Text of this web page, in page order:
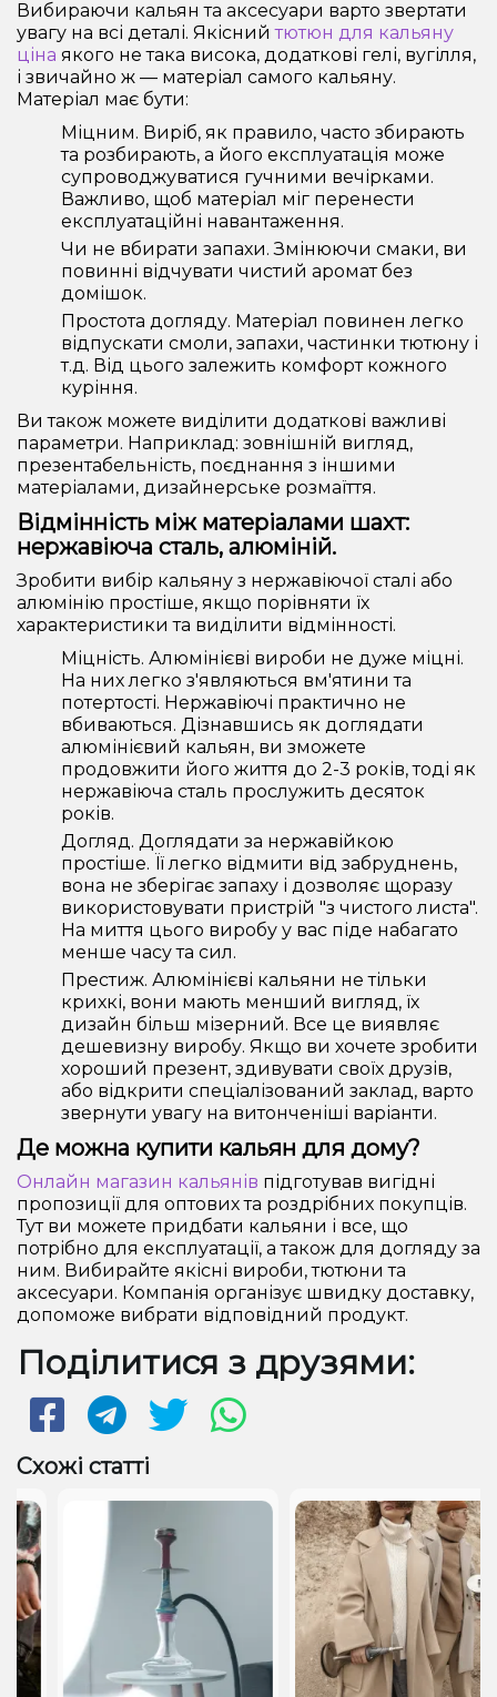
Вибираючи кальян та аксесуари варто звертати
увагу на всі деталі. Якіснийтютюн для кальяну
ціна якого не така висока, додаткові гелі, вугілля,
і звичайно ж — матеріал самого кальяну.
Матеріал має бути:
Міцним. Виріб, як правило, часто збирають
та розбирають, а його експлуатація може
супроводжуватися гучними вечірками.
Важливо, щоб матеріал міг перенести
експлуатаційні навантаження.
Чи не вбирати запахи. Змінюючи смаки, ви
повинні відчувати чистий аромат без
домішок.
Простота догляду. Матеріал повинен легко
відпускати смоли, запахи, частинки тютюну і
т.д. Від цього залежить комфорт кожного
куріння.
Ви також можете виділити додаткові важливі
параметри. Наприклад: зовнішній вигляд,
презентабельність, поєднання з іншими
матеріалами, дизайнерське розмаїття.
Відмінність між матеріалами шахт:
нержавіюча сталь, алюміній.
Зробити вибір кальяну з нержавіючої сталі або
алюмінію простіше, якщо порівняти їх
характеристики та виділити відмінності.
Міцність. Алюмінієві вироби не дуже міцні.
На них легко з'являються вм'ятини та
потертості. Нержавіючі практично не
вбиваються. Дізнавшись як доглядати
алюмінієвий кальян, ви зможете
продовжити його життя до 2-3 років, тоді як
нержавіюча сталь прослужить десяток
років.
Догляд. Доглядати за нержавійкою
простіше. Її легко відмити від забруднень,
вона не зберігає запаху і дозволяє щоразу
використовувати пристрій "з чистого листа".
На миття цього виробу у вас піде набагато
менше часу та сил.
Престиж. Алюмінієві кальяни не тільки
крихкі, вони мають менший вигляд, їх
дизайн більш мізерний. Все це виявляє
дешевизну виробу. Якщо ви хочете зробити
хороший презент, здивувати своїх друзів,
або відкрити спеціалізований заклад, варто
звернути увагу на витонченіші варіанти.
Де можна купити кальян для дому?
Онлайн магазин кальянів підготував вигідні
пропозиції для оптових та роздрібних покупців.
Тут ви можете придбати кальяни і все, що
потрібно для експлуатації, а також для догляду за
ним. Вибирайте якісні вироби, тютюни та
аксесуари. Компанія організує швидку доставку,
допоможе вибрати відповідний продукт.
Поділитися з друзями:
Схожі статті